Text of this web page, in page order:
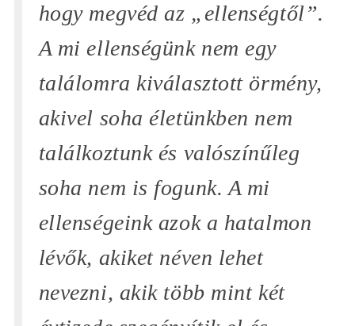
hogy megvéd az „ellenségtől”.
A mi ellenségünk nem egy
találomra kiválasztott örmény,
akivel soha életünkben nem
találkoztunk és valószínűleg
soha nem is fogunk. A mi
ellenségeink azok a hatalmon
lévők, akiket néven lehet
nevezni, akik több mint két